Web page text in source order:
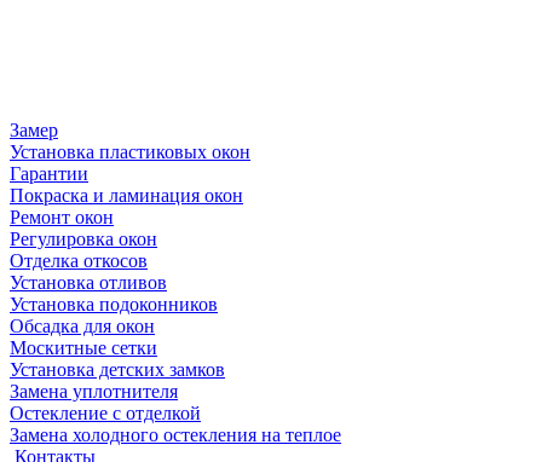
Замер
Установка пластиковых окон
Гарантии
Покраска и ламинация окон
Ремонт окон
Регулировка окон
Отделка откосов
Установка отливов
Установка подоконников
Обсадка для окон
Москитные сетки
Установка детских замков
Замена уплотнителя
Остекление с отделкой
Замена холодного остекления на теплое
Контакты